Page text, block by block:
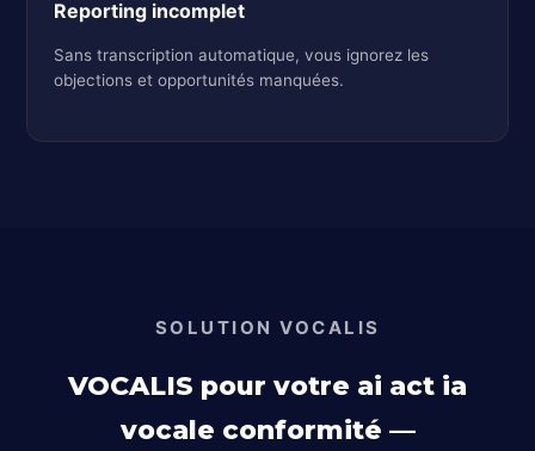
Reporting incomplet
Sans transcription automatique, vous ignorez les
objections et opportunités manquées.
SOLUTION VOCALIS
VOCALIS pour votre ai act ia
vocale conformité —